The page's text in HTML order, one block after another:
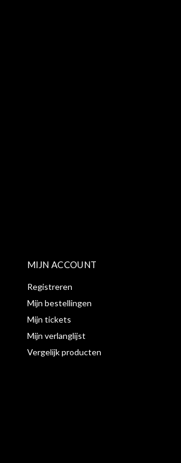
MIJN ACCOUNT
Registreren
Mijn bestellingen
Mijn tickets
Mijn verlanglijst
Vergelijk producten